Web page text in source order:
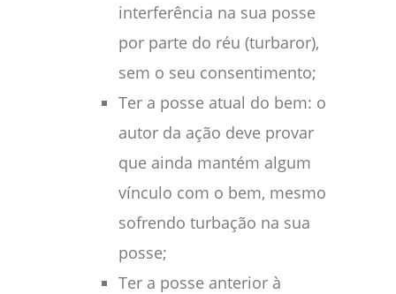
interferência na sua posse
por parte do réu (turbaror),
sem o seu consentimento;
Ter a posse atual do bem: o
autor da ação deve provar
que ainda mantém algum
vínculo com o bem, mesmo
sofrendo turbação na sua
posse;
Ter a posse anterior à